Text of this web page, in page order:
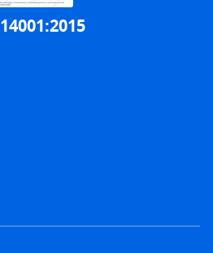
14001:2015